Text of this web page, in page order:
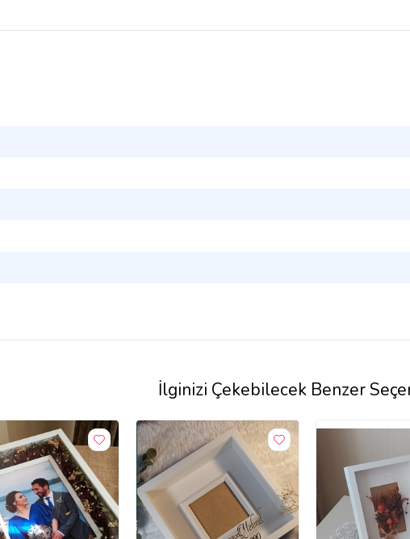
İlginizi Çekebilecek Benzer